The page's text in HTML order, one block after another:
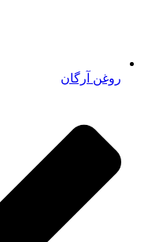
روغن آرگان